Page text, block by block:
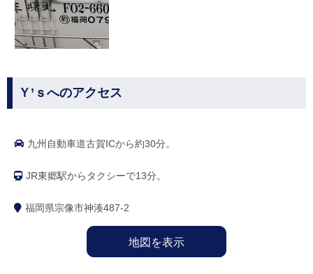
Ｙ’ｓへのアクセス
九州自動車道古賀ICから約30分。
JR東郷駅からタクシーで13分。
福岡県宗像市神湊487-2
地図を表示